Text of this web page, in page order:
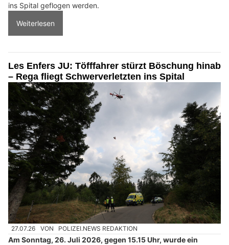
ins Spital geflogen werden.
Weiterlesen
Les Enfers JU: Töfffahrer stürzt Böschung hinab
– Rega fliegt Schwerverletzten ins Spital
27.07.26 VON POLIZEI.NEWS REDAKTION
Am Sonntag, 26. Juli 2026, gegen 15.15 Uhr, wurde ein